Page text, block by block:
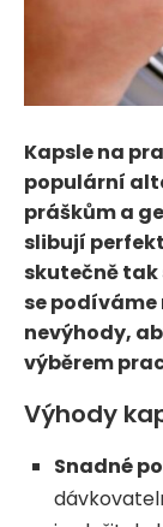
Kapsle na
populární
práškům a
slibují
skutečně tak
se
nevýhody,
výběrem
Výhody
Snadné